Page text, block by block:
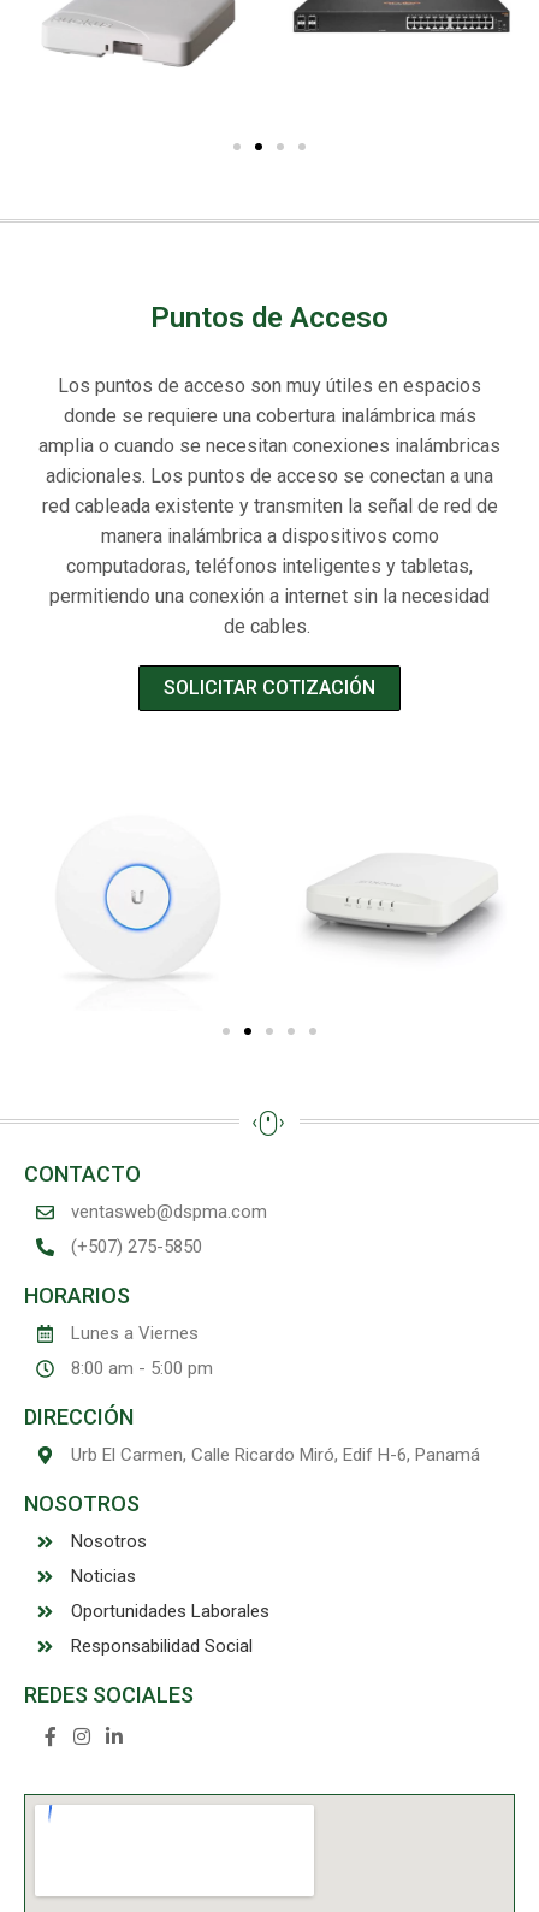
Puntos de Acceso
Los puntos de acceso son muy útiles en espacios
donde se requiere una cobertura inalámbrica más
amplia o cuando se necesitan conexiones inalámbricas
adicionales. Los puntos de acceso se conectan a una
red cableada existente y transmiten la señal de red de
manera inalámbrica a dispositivos como
computadoras, teléfonos inteligentes y tabletas,
permitiendo una conexión a internet sin la necesidad
de cables.
SOLICITAR COTIZACIÓN
CONTACTO
ventasweb@dspma.com
(+507) 275-5850
HORARIOS
Lunes a Viernes
8:00 am - 5:00 pm
DIRECCIÓN
Urb El Carmen, Calle Ricardo Miró, Edif H-6, Panamá
NOSOTROS
Nosotros
Noticias
Oportunidades Laborales
Responsabilidad Social
REDES SOCIALES